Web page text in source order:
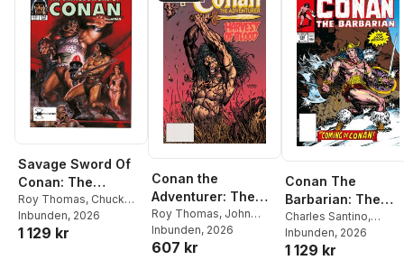
Savage Sword Of
Conan: The
Original Comics
Omnibus Vol.13
Roy Thomas, Chuck
Dixon,John Buscema
Inbunden, 2026
1 129 kr
Conan the
Adventurer: The
Original Comics
Years Omnibus Vol.
1
Roy Thomas, John
Watkiss
Inbunden, 2026
607 kr
Conan The
Barbarian: The
Original Comics
Omnibus Vol.9
Charles Santino,
Michael Higgins
Conway
Inbunden, 2026
1 129 kr